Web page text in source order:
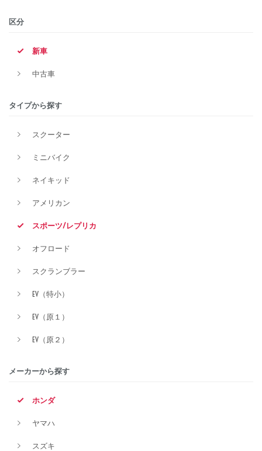
区分
新車
中古車
タイプから探す
スクーター
ミニバイク
ネイキッド
アメリカン
スポーツ/レプリカ
オフロード
スクランブラー
EV（特小）
EV（原１）
EV（原２）
メーカーから探す
ホンダ
ヤマハ
スズキ
メーカー
排気量